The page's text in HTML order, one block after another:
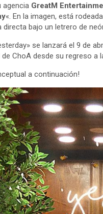
agencia GreatM
«. En la imagen, está
directa bajo un letrero de
se lanzará el 9 de
ChoA desde su regreso a
a continuación!